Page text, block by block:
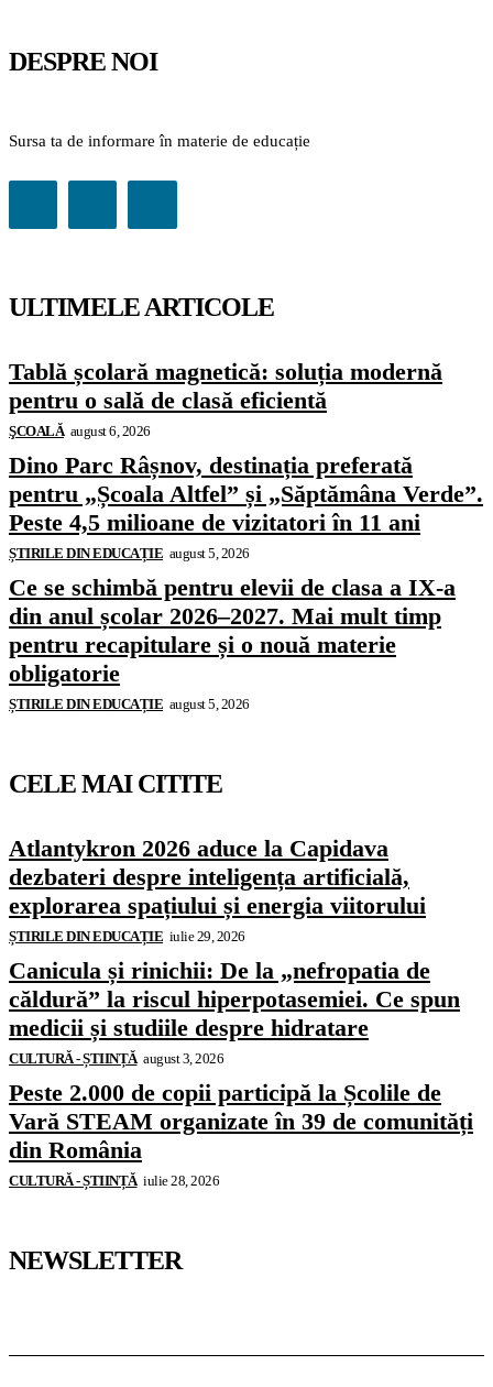
DESPRE NOI
Sursa ta de informare în materie de educație
ULTIMELE ARTICOLE
Tablă școlară magnetică: soluția modernă
pentru o sală de clasă eficientă
ŞCOALĂ august 6, 2026
Dino Parc Râșnov, destinația preferată
pentru „Școala Altfel” și „Săptămâna Verde”.
Peste 4,5 milioane de vizitatori în 11 ani
ȘTIRILE DIN EDUCAȚIE august 5, 2026
Ce se schimbă pentru elevii de clasa a IX-a
din anul școlar 2026–2027. Mai mult timp
pentru recapitulare și o nouă materie
obligatorie
ȘTIRILE DIN EDUCAȚIE august 5, 2026
CELE MAI CITITE
Atlantykron 2026 aduce la Capidava
dezbateri despre inteligența artificială,
explorarea spațiului și energia viitorului
ȘTIRILE DIN EDUCAȚIE iulie 29, 2026
Canicula și rinichii: De la „nefropatia de
căldură” la riscul hiperpotasemiei. Ce spun
medicii și studiile despre hidratare
CULTURĂ - ȘTIINȚĂ august 3, 2026
Peste 2.000 de copii participă la Școlile de
Vară STEAM organizate în 39 de comunități
din România
CULTURĂ - ȘTIINȚĂ iulie 28, 2026
NEWSLETTER